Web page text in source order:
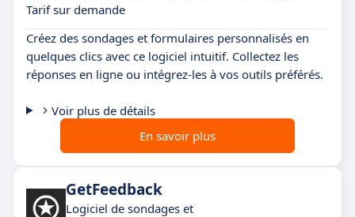
Tarif sur demande
Créez des sondages et formulaires personnalisés en
quelques clics avec ce logiciel intuitif. Collectez les
réponses en ligne ou intégrez-les à vos outils préférés.
Voir plus de détails
En savoir plus
GetFeedback
Logiciel de sondages et